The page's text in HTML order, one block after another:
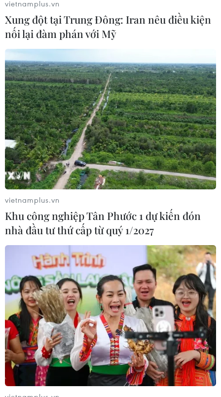
vietnamplus.vn
Xung đột tại Trung Đông: Iran nêu điều kiện
nối lại đàm phán với Mỹ
vietnamplus.vn
Khu công nghiệp Tân Phước 1 dự kiến đón
nhà đầu tư thứ cấp từ quý 1/2027